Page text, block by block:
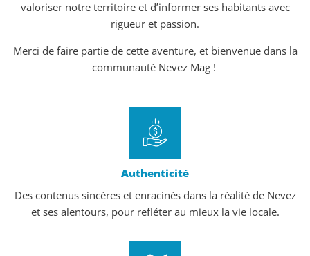
valoriser notre territoire et d’informer ses habitants avec
rigueur et passion.
Merci de faire partie de cette aventure, et bienvenue dans la
communauté Nevez Mag !
Authenticité
Des contenus sincères et enracinés dans la réalité de Nevez
et ses alentours, pour refléter au mieux la vie locale.